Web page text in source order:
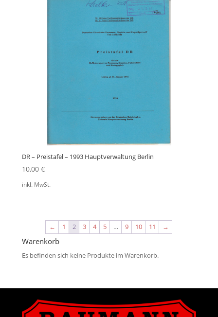
DR – Preistafel – 1993 Hauptverwaltung Berlin
10,00 €
inkl. MwSt.
← 1 2 3 4 5 … 9 10 11 →
Warenkorb
Es befinden sich keine Produkte im Warenkorb.